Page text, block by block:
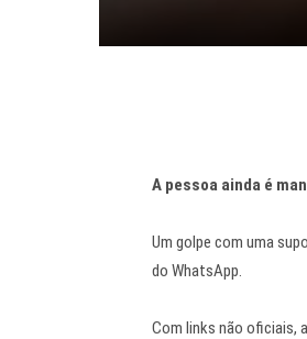
A pessoa ainda é
Um golpe com uma
do WhatsApp.
Com links não oficiais,